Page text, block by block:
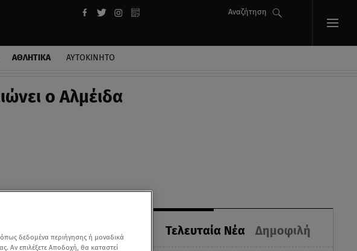
Αναζήτηση
ΑΘΛΗΤΙΚΑ ΑΥΤΟΚΙΝΗΤΟ
ο Αλμέιδα
Τελευταία Νέα Δημοφιλή
δεδομένα περιήγησης ή μοναδικά
Αν επιλέξετε Αποδοχή, θα καταστεί